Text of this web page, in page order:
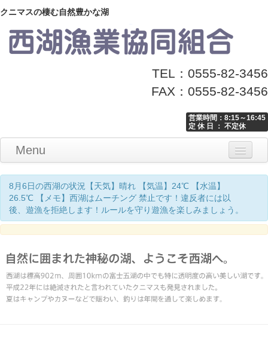
クニマスの棲む自然豊かな湖
TEL：0555-82-3456
FAX：0555-82-3456
営業時間：8:15～16:45
定 休 日 ： 不定休
Menu
Home
釣り情報
マナーとお願い
クニマス展示館
漁協からのお知らせ
お問い合わせ
8月6日の西湖の状況【天気】晴れ 【気温】24℃ 【水温】
26.5℃ 【メモ】西湖はムーチング 禁止です！違反者には以
後、遊漁を拒絶します！ルールを守り遊漁を楽しみましょう。